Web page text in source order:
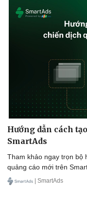
Hướng dẫn cách
SmartAds
Tham khảo ngay trọn bộ
quảng cáo mới trên
| SmartAds